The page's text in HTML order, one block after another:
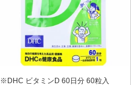
※DHC ビタミンD 60日分 60粒入